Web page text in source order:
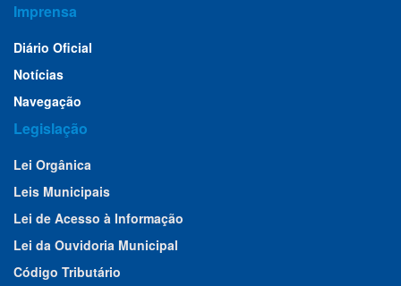
Imprensa
Diário Oficial
Notícias
Navegação
Legislação
Lei Orgânica
Leis Municipais
Lei de Acesso à Informação
Lei da Ouvidoria Municipal
Código Tributário